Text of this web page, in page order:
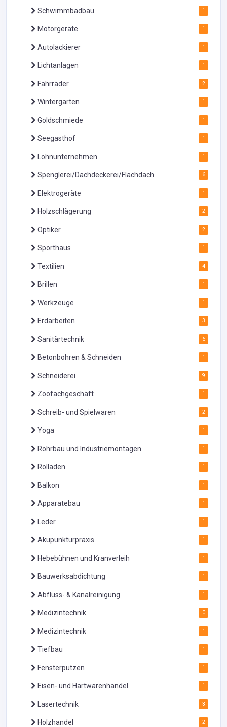
Schwimmbadbau 1
Motorgeräte 1
Autolackierer 1
Lichtanlagen 1
Fahrräder 2
Wintergarten 1
Goldschmiede 1
Seegasthof 1
Lohnunternehmen 1
Spenglerei/Dachdeckerei/Flachdach 6
Elektrogeräte 1
Holzschlägerung 2
Optiker 2
Sporthaus 1
Textilien 4
Brillen 1
Werkzeuge 1
Erdarbeiten 3
Sanitärtechnik 6
Betonbohren & Schneiden 1
Schneiderei 9
Zoofachgeschäft 1
Schreib- und Spielwaren 2
Yoga 1
Rohrbau und Industriemontagen 1
Rolladen 1
Balkon 1
Apparatebau 1
Leder 1
Akupunkturpraxis 1
Hebebühnen und Kranverleih 1
Bauwerksabdichtung 1
Abfluss- & Kanalreinigung 1
Medizintechnik 0
Medizintechnik 1
Tiefbau 1
Fensterputzen 1
Eisen- und Hartwarenhandel 1
Lasertechnik 3
Holzhandel 2